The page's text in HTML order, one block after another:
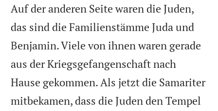
Auf der anderen Seite waren die Juden,
das sind die Familienstämme Juda und
Benjamin. Viele von ihnen waren gerade
aus der Kriegsgefangenschaft nach
Hause gekommen. Als jetzt die Samariter
mitbekamen, dass die Juden den Tempel